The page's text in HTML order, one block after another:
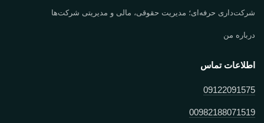
شرکت‌داری حرفه‌ای؛ مدیریت حقوقی، مالی و مدیریتی شرکت‌ها
درباره من
اطلاعات تماس
09122091575
00982188071519